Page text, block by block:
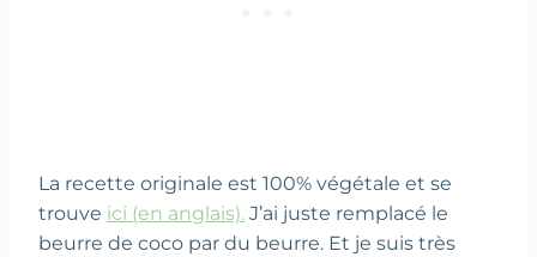
La recette originale est 100% végétale et se
trouve ici (en anglais). J’ai juste remplacé le
beurre de coco par du beurre. Et je suis très